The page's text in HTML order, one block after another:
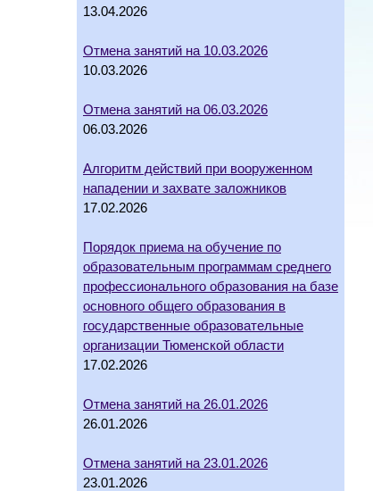
13.04.2026
Отмена занятий на 10.03.2026
10.03.2026
Отмена занятий на 06.03.2026
06.03.2026
Алгоритм действий при вооруженном
нападении и захвате заложников
17.02.2026
Порядок приема на обучение по
образовательным программам среднего
профессионального образования на базе
основного общего образования в
государственные образовательные
организации Тюменской области
17.02.2026
Отмена занятий на 26.01.2026
26.01.2026
Отмена занятий на 23.01.2026
23.01.2026